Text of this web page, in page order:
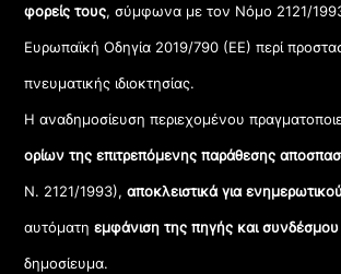
φορείς τους, σύμφωνα με τον Νόμο 2121/
Ευρωπαϊκή Οδηγία 2019/790 (ΕΕ) περί
πνευματικής ιδιοκτησίας.
Η αναδημοσίευση περιεχομένου
ορίων της επιτρεπόμενης παράθεσης
Ν. 2121/1993), αποκλειστικά για
αυτόματηεμφάνιση της πηγής και συνδέσμου
δημοσίευμα.